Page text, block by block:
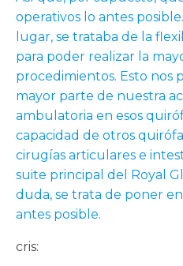
operativos lo antes
lugar, se trataba de la
para poder realizar la
procedimientos. Esto nos
mayor parte de nuestra
ambulatoria en esos
capacidad de otros
cirugías articulares e
suite principal del Royal
duda, se trata de poner
antes posible.
cris: